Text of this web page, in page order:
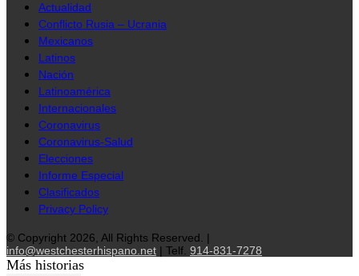
Actualidad
Conflicto Rusia – Ucrania
Mexicanos
Latinos
Nación
Latinoamérica
Internacionales
Coronavirus
Coronavirus-Salud
Elecciones
Informe Especial
Clasificados
Privacy Policy
© Copyright 2026, All Rights Reserved. |
info@westchesterhispano.net | Telf. 914-831-7278
Más historias